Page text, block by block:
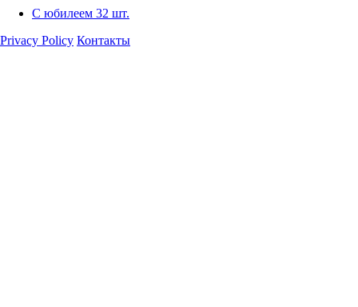
С юбилеем 32 шт.
Privacy Policy Контакты